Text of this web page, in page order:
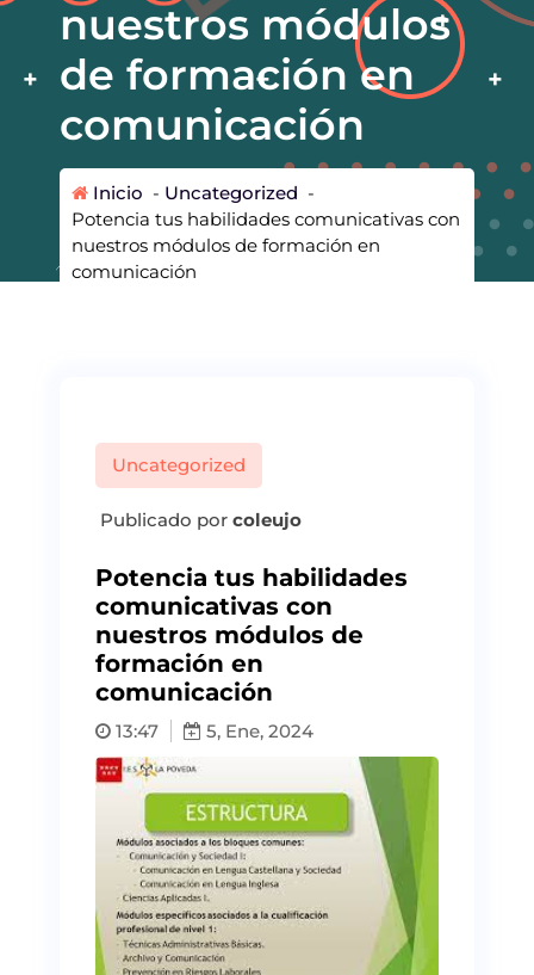
nuestros módulos
de formación en
comunicación
Inicio - Uncategorized -
Potencia tus habilidades comunicativas con
nuestros módulos de formación en
comunicación
Uncategorized
Publicado por coleujo
Potencia tus habilidades
comunicativas con
nuestros módulos de
formación en
comunicación
13:47 5, Ene, 2024